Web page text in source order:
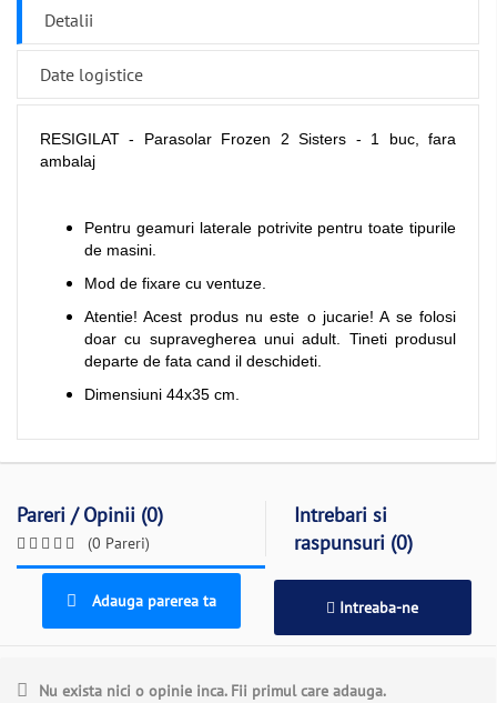
Detalii
Date logistice
RESIGILAT - Parasolar Frozen 2 Sisters - 1 buc, fara
ambalaj
Pentru geamuri laterale potrivite pentru toate tipurile
de masini.
Mod de fixare cu ventuze.
Atentie! Acest produs nu este o jucarie! A se folosi
doar cu supravegherea unui adult. Tineti produsul
departe de fata cand il deschideti.
Dimensiuni 44x35 cm.
Pareri / Opinii (0)
(0 Pareri)
Intrebari si
raspunsuri (0)
Adauga parerea ta Intreaba-ne
Nu exista nici o opinie inca. Fii primul care adauga.